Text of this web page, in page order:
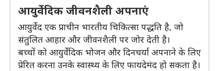
आयुर्वेदिक जीवनशैली अपनाएं
आयुर्वेद एक प्राचीन भारतीय चिकित्सा पद्धति है, जो
संतुलित आहार और जीवनशैली पर जोर देती है।
बच्चों को आयुर्वेदिक भोजन और दिनचर्या अपनाने के लिए
प्रेरित करना उनके स्वास्थ्य के लिए फायदेमंद हो सकता है।